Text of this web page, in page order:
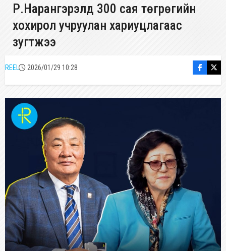
Р.Нарангэрэлд 300 сая төгрөгийн
хохирол учруулан хариуцлагаас
зугтжээ
REEL 2026/01/29 10:28